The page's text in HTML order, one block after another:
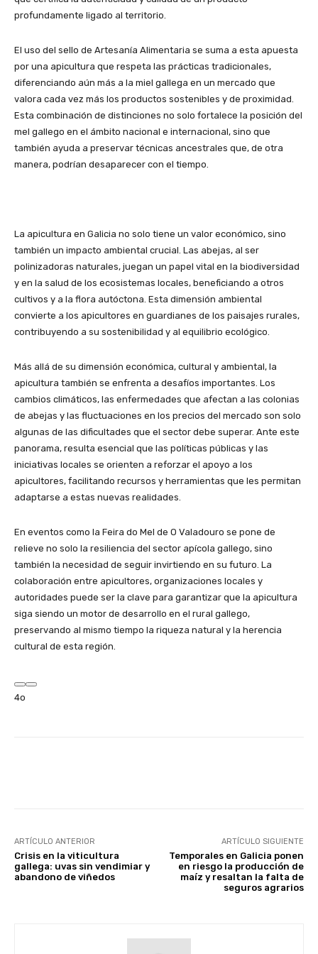
profundamente ligado al territorio.
El uso del sello de Artesanía Alimentaria se suma a esta apuesta
por una apicultura que respeta las prácticas tradicionales,
diferenciando aún más a la miel gallega en un mercado que
valora cada vez más los productos sostenibles y de proximidad.
Esta combinación de distinciones no solo fortalece la posición del
mel gallego en el ámbito nacional e internacional, sino que
también ayuda a preservar técnicas ancestrales que, de otra
manera, podrían desaparecer con el tiempo.
La apicultura en Galicia no solo tiene un valor económico, sino
también un impacto ambiental crucial. Las abejas, al ser
polinizadoras naturales, juegan un papel vital en la biodiversidad
y en la salud de los ecosistemas locales, beneficiando a otros
cultivos y a la flora autóctona. Esta dimensión ambiental
convierte a los apicultores en guardianes de los paisajes rurales,
contribuyendo a su sostenibilidad y al equilibrio ecológico.
Más allá de su dimensión económica, cultural y ambiental, la
apicultura también se enfrenta a desafíos importantes. Los
cambios climáticos, las enfermedades que afectan a las colonias
de abejas y las fluctuaciones en los precios del mercado son solo
algunas de las dificultades que el sector debe superar. Ante este
panorama, resulta esencial que las políticas públicas y las
iniciativas locales se orienten a reforzar el apoyo a los
apicultores, facilitando recursos y herramientas que les permitan
adaptarse a estas nuevas realidades.
En eventos como la Feira do Mel de O Valadouro se pone de
relieve no solo la resiliencia del sector apícola gallego, sino
también la necesidad de seguir invirtiendo en su futuro. La
colaboración entre apicultores, organizaciones locales y
autoridades puede ser la clave para garantizar que la apicultura
siga siendo un motor de desarrollo en el rural gallego,
preservando al mismo tiempo la riqueza natural y la herencia
cultural de esta región.
4o
ARTÍCULO ANTERIOR
Crisis en la viticultura
gallega: uvas sin vendimiar y
abandono de viñedos
ARTÍCULO SIGUIENTE
Temporales en Galicia ponen
en riesgo la producción de
maíz y resaltan la falta de
seguros agrarios